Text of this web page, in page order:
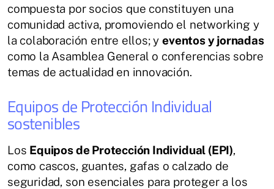
compuesta por socios que constituyen una
comunidad activa, promoviendo el networking y
la colaboración entre ellos; yeventos y jornadas
como la Asamblea General o conferencias sobre
temas de actualidad en innovación.
Equipos de Protección Individual
sostenibles
Los Equipos de Protección Individual (EPI),
como cascos, guantes, gafas o calzado de
seguridad, son esenciales para proteger a los